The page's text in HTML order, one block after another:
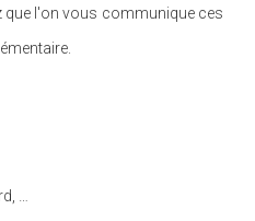
que l'on vous communique ces
…